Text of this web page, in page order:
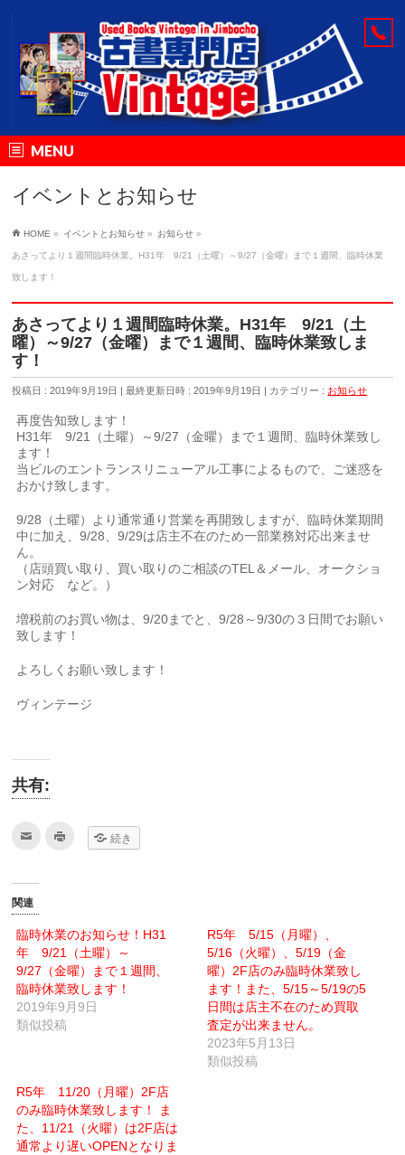
MENU
イベントとお知らせ
HOME » イベントとお知らせ » お知らせ »
あさってより１週間臨時休業。H31年 9/21（土曜）～9/27（金曜）まで１週間、臨時休業
致します！
あさってより１週間臨時休業。H31年 9/21（土
曜）～9/27（金曜）まで１週間、臨時休業致しま
す！
投稿日 : 2019年9月19日 最終更新日時 : 2019年9月19日 カテゴリー : お知らせ
再度告知致します！
H31年 9/21（土曜）～9/27（金曜）まで１週間、臨時休業致し
ます！
当ビルのエントランスリニューアル工事によるもので、ご迷惑を
おかけ致します。
9/28（土曜）より通常通り営業を再開致しますが、臨時休業期間
中に加え、9/28、9/29は店主不在のため一部業務対応出来ませ
ん。
（店頭買い取り、買い取りのご相談のTEL＆メール、オークショ
ン対応 など。）
増税前のお買い物は、9/20までと、9/28～9/30の３日間でお願い
致します！
よろしくお願い致します！
ヴィンテージ
共有:
て
達
メ
ー
ル
で
送
信
(新
し
い
ウ
で
開
き
ま
す)
し
い
ウ
ィ
ン
ド
ウ
で
開
続き
関連
臨時休業のお知らせ！H31
年 9/21（土曜）～
9/27（金曜）まで１週間、
臨時休業致します！
2019年9月9日
類似投稿
R5年 5/15（月曜）、
5/16（火曜）、5/19（金
曜）2F店のみ臨時休業致し
ます！また、5/15～5/19の5
日間は店主不在のため買取
査定が出来ません。
2023年5月13日
類似投稿
R5年 11/20（月曜）2F店
のみ臨時休業致します！ ま
た、11/21（火曜）は2F店は
通常より遅いOPENとなりま